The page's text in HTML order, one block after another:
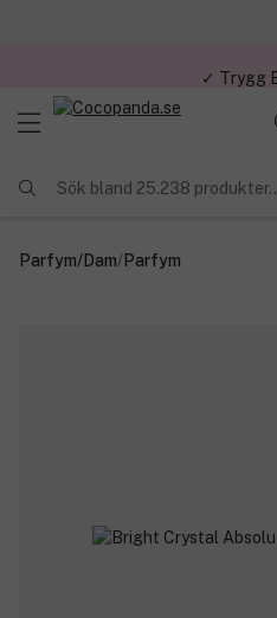
Sök bland 25.238 produkter..
Parfym/Dam/Parfym